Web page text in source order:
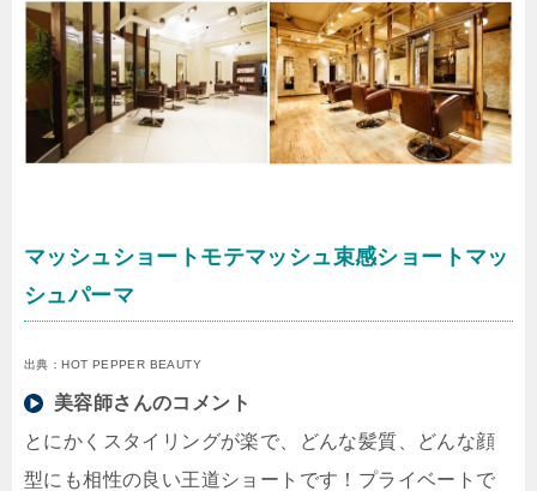
マッシュショートモテマッシュ束感ショートマッ
シュパーマ
出典：HOT PEPPER BEAUTY
美容師さんのコメント
とにかくスタイリングが楽で、どんな髪質、どんな顔
型にも相性の良い王道ショートです！プライベートで